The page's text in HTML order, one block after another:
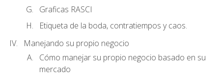
Graficas RASCI
Etiqueta de la boda, contratiempos y caos.
Manejando su propio negocio
Cómo manejar su propio negocio basado en su
mercado